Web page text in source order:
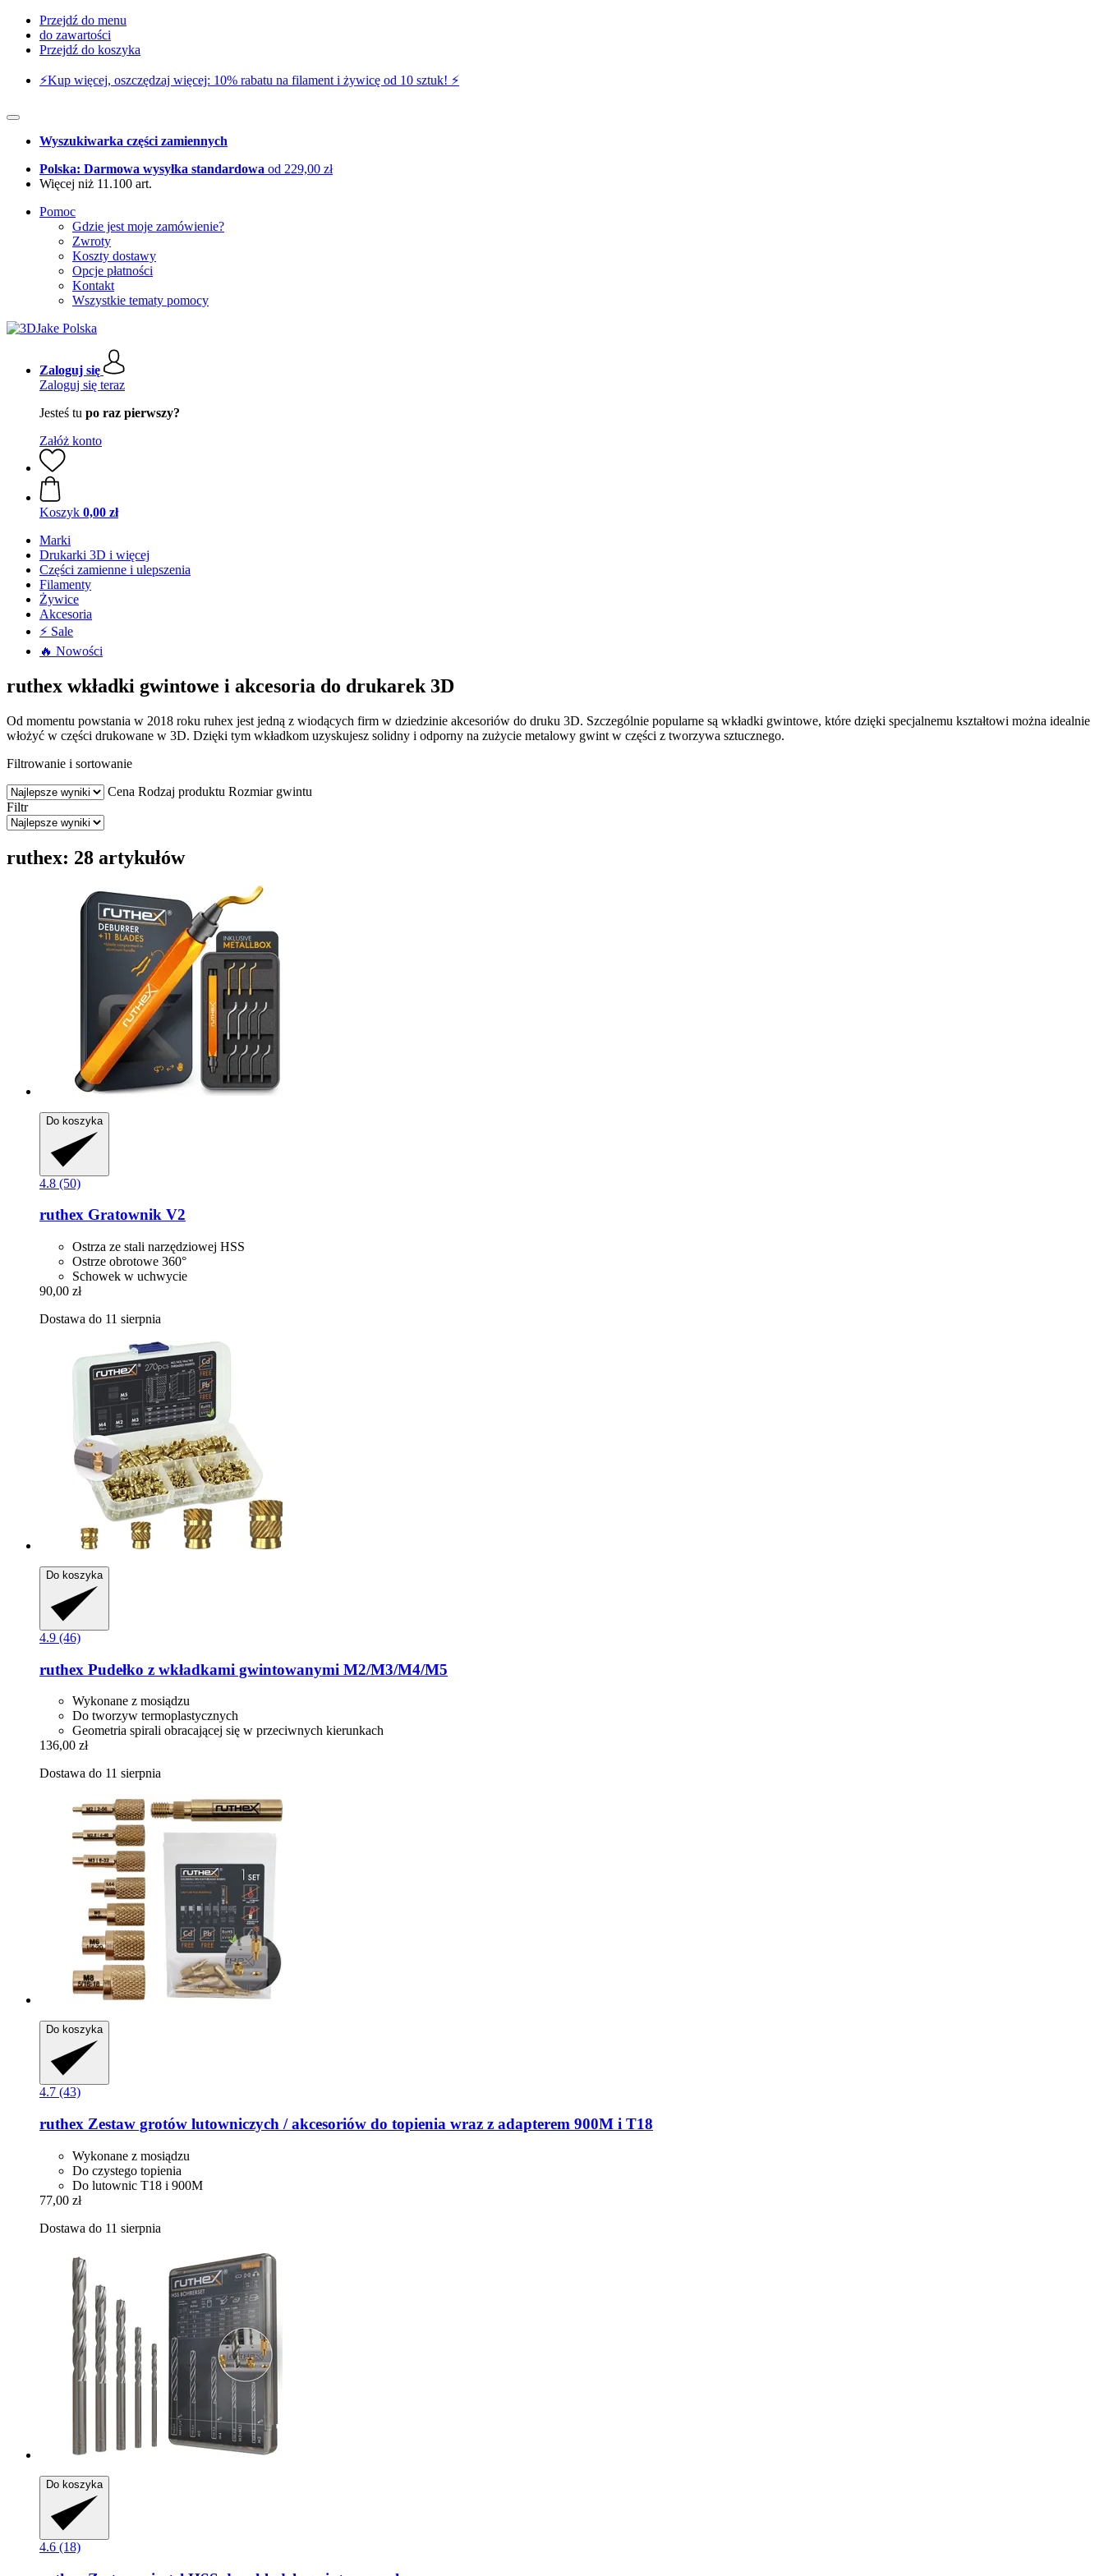
Przejdź do menu
do zawartości
Przejdź do koszyka
⚡️Kup więcej, oszczędzaj więcej: 10% rabatu na filament i żywicę od 10 sztuk! ⚡️
Wyszukiwarka części zamiennych
Polska: Darmowa wysyłka standardowa od 229,00 zł
Więcej niż 11.100 art.
Pomoc
Gdzie jest moje zamówienie?
Zwroty
Koszty dostawy
Opcje płatności
Kontakt
Wszystkie tematy pomocy
Zaloguj się
Zaloguj się teraz
Jesteś tu po raz pierwszy?
Załóż konto
Koszyk 0,00 zł
Marki
Drukarki 3D i więcej
Części zamienne i ulepszenia
Filamenty
Żywice
Akcesoria
⚡ Sale
🔥 Nowości
ruthex wkładki gwintowe i akcesoria do drukarek 3D
Od momentu powstania w 2018 roku ruhex jest jedną z wiodących firm w dziedzinie akcesoriów do druku 3D. Szczególnie popularne są wkładki gwintowe, które dzięki specjalnemu kształtowi można idealnie
włożyć w części drukowane w 3D. Dzięki tym wkładkom uzyskujesz solidny i odporny na zużycie metalowy gwint w części z tworzywa sztucznego.
Filtrowanie i sortowanie
Cena Rodzaj produktu Rozmiar gwintu
Filtr
ruthex: 28 artykułów
Do koszyka
4.8 (50)
ruthex Gratownik V2
Ostrza ze stali narzędziowej HSS
Ostrze obrotowe 360°
Schowek w uchwycie
90,00 zł
Dostawa do 11 sierpnia
Do koszyka
4.9 (46)
ruthex Pudełko z wkładkami gwintowanymi M2/M3/M4/M5
Wykonane z mosiądzu
Do tworzyw termoplastycznych
Geometria spirali obracającej się w przeciwnych kierunkach
136,00 zł
Dostawa do 11 sierpnia
Do koszyka
4.7 (43)
ruthex Zestaw grotów lutowniczych / akcesoriów do topienia wraz z adapterem 900M i T18
Wykonane z mosiądzu
Do czystego topienia
Do lutownic T18 i 900M
77,00 zł
Dostawa do 11 sierpnia
Do koszyka
4.6 (18)